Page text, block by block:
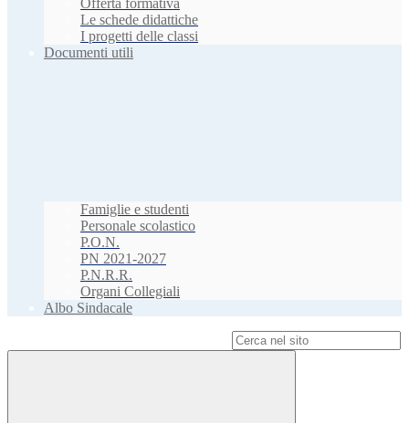
Offerta formativa
Le schede didattiche
I progetti delle classi
Documenti utili
Famiglie e studenti
Personale scolastico
P.O.N.
PN 2021-2027
P.N.R.R.
Organi Collegiali
Albo Sindacale